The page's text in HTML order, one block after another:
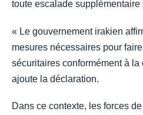
toute escalade
« Le gouvernement irakien
mesures nécessaires pour
sécuritaires conformément à la
ajoute la déclaration.
Dans ce contexte, les forces